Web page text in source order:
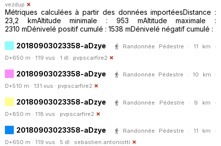
vezdup
Métriques calculées à partir des données importéesDistance :
23,2 kmAltitude minimale : 953 mAltitude maximale :
2310 mDénivelé positif cumulé : 1538 mDénivelé négatif cumulé :
20180903023358-aDzye
Randonnée Pédestre · 11 km ·
D+650 m · 119 vus · 1 dl · pvpscarfire2
20180903023358-aDzye
Randonnée Pédestre · 10 km ·
D+510 m · 131 vus · pvpscarfire2
20180903023358-aDzye
Randonnée Pédestre · 9 km ·
D+850 m · 118 vus · pvpscarfire2
20180903023358-aDzye
Randonnée Pédestre · 11 km ·
D+650 m · 119 vus · 5 dl · sebastien.antoniotti